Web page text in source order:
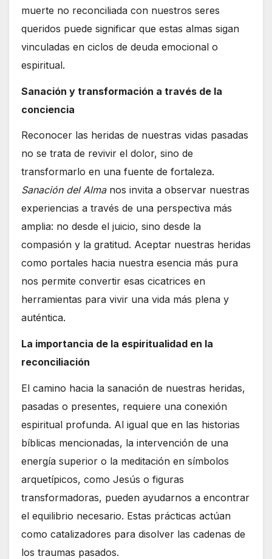
muerte no reconciliada con nuestros seres
queridos puede significar que estas almas sigan
vinculadas en ciclos de deuda emocional o
espiritual.
Sanación y transformación a través de la
conciencia
Reconocer las heridas de nuestras vidas pasadas
no se trata de revivir el dolor, sino de
transformarlo en una fuente de fortaleza.
Sanación del Almanos invita a observar nuestras
experiencias a través de una perspectiva más
amplia: no desde el juicio, sino desde la
compasión y la gratitud. Aceptar nuestras heridas
como portales hacia nuestra esencia más pura
nos permite convertir esas cicatrices en
herramientas para vivir una vida más plena y
auténtica.
La importancia de la espiritualidad en la
reconciliación
El camino hacia la sanación de nuestras heridas,
pasadas o presentes, requiere una conexión
espiritual profunda. Al igual que en las historias
bíblicas mencionadas, la intervención de una
energía superior o la meditación en símbolos
arquetípicos, como Jesús o figuras
transformadoras, pueden ayudarnos a encontrar
el equilibrio necesario. Estas prácticas actúan
como catalizadores para disolver las cadenas de
los traumas pasados.